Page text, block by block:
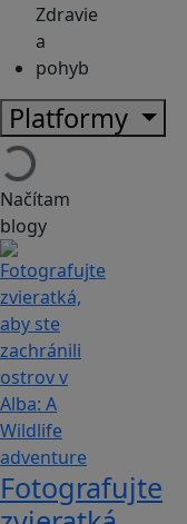
Zdravie
a
pohyb
Platformy
Načítam
blogy
Fotografujte